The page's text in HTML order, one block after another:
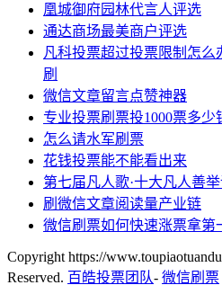
凰城御府园林代言人评选
通达商场最美商户评选
凡科投票超过投票限制怎
刷
微信文章留言点赞神器
专业投票刷票投1000票多少
怎么请水军刷票
花钱投票能不能看出来
第七届凡人歌·十大凡人善
刷微信文章阅读量产业链
微信刷票如何快速涨票拿第
Copyright https://
Reserved. 百皓投票团队- 微信刷票